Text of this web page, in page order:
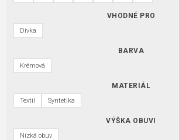
VHODNÉ PRO
Dívka
BARVA
Krémová
MATERIÁL
Textil Syntetika
VÝŠKA OBUVI
Nízká obuv